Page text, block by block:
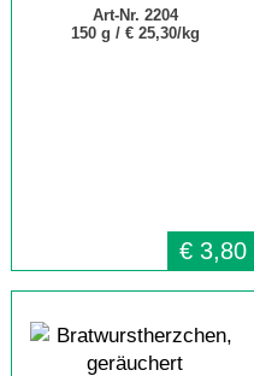
Art-Nr. 2204
150 g / € 25,30/kg
€ 3,80